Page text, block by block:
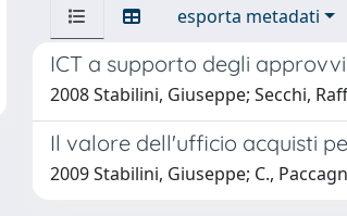
esporta metadati
ICT a supporto degli
2008 Stabilini, Giuseppe; Secchi,
Il valore dell'ufficio acquisti
2009 Stabilini, Giuseppe; C.,